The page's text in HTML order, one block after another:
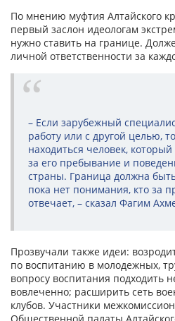
По мнению муфтия Алтайского
первый заслон идеологам
нужно ставить на границе.
личной ответственности за
– Если зарубежный
работу или с другой целью,
находиться человек,
за его пребывание и
страны. Граница должна
пока нет понимания, кто за
отвечает, – сказал Фагим
Прозвучали также идеи:
по воспитанию в молодежных,
вопросу воспитания подходить
вовлеченно; расширить сеть
клубов. Участники